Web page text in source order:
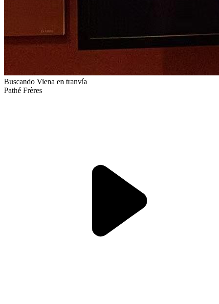
Buscando Viena en tranvía
Pathé Frères